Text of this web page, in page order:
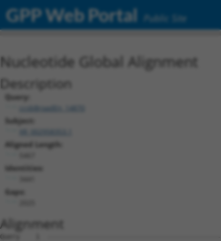
GPP Web Portal Public Site
Nucleotide Global Alignment
Description
Query:
ccsbBroadEn_14870
Subject:
Aligned Length:
Identities:
Gaps:
Alignment
Query    1  --------------------------------------------------------------------------  0
                                                                                      
Sbjct    1  ACTATATTGAAACATTACAACCATCTTTTGATGGCAACACCCTGAGGACCTCCCTTTTCCAGATGGGGAAACTG  74

Query    1  --------------------------------------------------------------------------  0
                                                                                      
Sbjct   75  AGGCCCAGAATTGCTAAGTGGCTTGCTTGAGTTGACACAGGGAGCTCCAGGACTCACCCTCAGCTGAGCCACCT  148

Query    1  ---------ATGCCTCTGCGCCACTGGGGGATGGCCAGGGGCAGTAAGCCCGTTGGGGATGGAGCCCAGCCCAT  65
                     |||||||||||||||||||||||||||||||||||||||||||||||||||||||||||||||||
Sbjct  149  GCCGGGAGCATGCCTCTGCGCCACTGGGGGATGGCCAGGGGCAGTAAGCCCGTTGGGGATGGAGCCCAGCCCAT  222

Query   66  GGCTGCCATGGGAGGCCTGAAGGTGCTTCTGCACTGGGCTGGTCCAGGCGGCGGGGAGCCCTGGGTCACTTTCA  139
            ||||||||||||||||||||||||||||||||||||||||||||||||||||||||||||||||||||||||||
Sbjct  223  GGCTGCCATGGGAGGCCTGAAGGTGCTTCTGCACTGGGCTGGTCCAGGCGGCGGGGAGCCCTGGGTCACTTTCA  296

Query  140  GTGAGTCATCGCTGACAGCTGAGGAAGTCTGCATCCACATTGCACATAAAGTTGGTATCACTCCTCCTTGCTTC  213
            ||||||||||||||||||||||||||||||||||||||||||||||||||||||||||||||||||||||||||
Sbjct  297  GTGAGTCATCGCTGACAGCTGAGGAAGTCTGCATCCACATTGCACATAAAGTTGGTATCACTCCTCCTTGCTTC  370

Query  214  AATCTCTTTGCCCTCTTCGATGCTCAGGCCCAAGTCTGGTTGCCCCCAAACCACATCCTAGAGATCCCCAGAGA  287
            ||||||||||||||||||||||||||||||||||||||||||||||||||||||||||||||||||||||||||
Sbjct  371  AATCTCTTTGCCCTCTTCGATGCTCAGGCCCAAGTCTGGTTGCCCCCAAACCACATCCTAGAGATCCCCAGAGA  444

Query  288  TGCAAGCCTGATGCTATATTTCCGCATAAGGTTTTATTTCCGGAACTGGCATGGCATGAATCCTCGGGAACCGG  361
            ||||||||||||||||||||||||||||||||||||||||||||||||||||||||||||||||||||||||||
Sbjct  445  TGCAAGCCTGATGCTATATTTCCGCATAAGGTTTTATTTCCGGAACTGGCATGGCATGAATCCTCGGGAACCGG  518

Query  362  CTGTGTACCGTTGTGGGCCCCCAGGAACCGAGGCATCCTCAGATCAGACAGCACAGGGGATGCAACTCCTGGAC  435
            ||||||||||||||||||||||||||||||||||||||||||||||||||||||||||||||||||||||||||
Sbjct  519  CTGTGTACCGTTGTGGGCCCCCAGGAACCGAGGCATCCTCAGATCAGACAGCACAGGGGATGCAACTCCTGGAC  592

Query  436  CCAGCCTCATTTGAGTACCTCTTTGAGCAGGGCAAGCATGAGTTTGTGAATGACGTGGCATCACTGTGGGAGCT  509
            ||||||||||||||||||||||||||||||||||||||||||||||||||||||||||||||||||||||||||
Sbjct  593  CCAGCCTCATTTGAGTACCTCTTTGAGCAGGGCAAGCATGAGTTTGTGAATGACGTGGCATCACTGTGGGAGCT  666

Query  510  GTCGACCGAGGAGGAGATCCACCACTTTAAGAATGAGAGCCTGGGCATGGCCTTTCTGCACCTCTGTCACCTCG  583
            ||||||||||||||||||||||||||||||||||||||||||||||||||||||||||||||||||||||||||
Sbjct  667  GTCGACCGAGGAGGAGATCCACCACTTTAAGAATGAGAGCCTGGGCATGGCCTTTCTGCACCTCTGTCACCTCG  740

Query  584  CTCTCCGCCATGGCATCCCCCTGGAGGAGGTGGCCAAGAAGACCAGCTTCAAGGACTGCATCCCGCGCTCCTTC  657
            ||||||||||||||||||||||||||||||||||||||||||||||||||||||||||||||||||||||||||
Sbjct  741  CTCTCCGCCATGGCATCCCCCTGGAGGAGGTGGCCAAGAAGACCAGCTTCAAGGACTGCATCCCGCGCTCCTTC  814

Query  658  CGCCGGCATATCCGGCAGCACAGCGCCCTGACCCGGCTGCGCCTTCGGAACGTCTTCCGCAGGTTCCTGCGGGA  731
            ||||||||||||||||||||||||||||||||||||||||||||||||||||||||||||||||||||||||||
Sbjct  815  CGCCGGCATATCCGGCAGCACAGCGCCCTGACCCGGCTGCGCCTTCGGAACGTCTTCCGCAGGTTCCTGCGGGA  888

Query  732  CTTCCAGCCGGGCCGACTCTCCCAGCAGATGGTCATGGTCAAATACCTAGCCACACTCGAGCGGCTGGCACCCC  805
            ||||||||||||||||||||||||||||||||||||||||||||||||||||||||||||||||||||||||||
Sbjct  889  CTTCCAGCCGGGCCGACTCTCCCAGCAGATGGTCATGGTCAAATACCTAGCCACACTCGAGCGGCTGGCACCCC  962

Query  806  GCTTCGGCACAGAGCGTGTGCCCGTGTGCCACCTGAGGCTGCTGGCCCAGGCCGAGGGGGAGCCCTGCTACATC  879
            ||||||||||||||||||||||||||||||||||||||||||||||||||||||||||||||||||||||||||
Sbjct  963  GCTTCGGCACAGAGCGTGTGCCCGTGTGCCACCTGAGGCTGCTGGCCCAGGCCGAGGGGGAGCCCTGCTACATC  1036

Query  880  CGGGACAGTGGGGTGGCCCCTACAGACCCTGGCCCTGAGTCTGCTGCTGGGCCCCCAACCCACGAGGTGCTGGT  953
            ||||||||||||||||||||||||||||||||||||||||||||||||||||||||||||||||||||||||||
Sbjct 1037  CGGGACAGTGGGGTGGCCCCTACAGACCCTGGCCCTGAGTCTGCTGCTGGGCCCCCAACCCACGAGGTGCTGGT  1110

Query  954  GACAGGCACTGGTGGCATCCAGTGGTGGCCAGTAGAGGAGGAGGTGAACAAGGAGGAGGGTTCTAGTGGCAGCA  1027
            ||||||||||||||||||||||||||||||||||||||||||||||||||||||||||||||||||||||||||
Sbjct 1111  GACAGGCACTGGTGGCATCCAGTGGTGGCCAGTAGAGGAGGAGGTGAACAAGGAGGAGGGTTCTAGTGGCAGCA  1184

Query 1028  GTGGCAGGAACCCCCAAGCCAGCCTGTTTGGGAAGAAGGCCAAGGCTCACAAGGCAGTCGGCCAGCCGGCAGAC  1101
            ||||||||||||||||||||||||||||||||||||||||||||||||||||||||||||||||||||||||||
Sbjct 1185  GTGGCAGGAACCCCCAAGCCAGCCTGTTTGGGAAGAAGGCCAAGGCTCACAAGGCAGTCGGCCAGCCGGCAGAC  1258

Query 1102  AGGCCGCGGGAGCCACTGTGGGCCTACTTCTGTGACTTCCGGGACATCACCCACGTGGTGCTGAAAGAGCACTG  1175
            ||||||||||||||||||||||||||||||||||||||||||||||||||||||||||||||||||||||||||
Sbjct 1259  AGGCCGCGGGAGCCACTGTGGGCCTACTTCTGTGACTTCCGGGACATCACCCACGTGGTGCTGAAAGAGCACTG  1332

Query 1176  TGTCAGCATCCACCGGCAGGACAACAAGTGCCTGGAGCTGAGCTTGCCTTCCCGGGCTGCGGCGCTGTCCTTCG  1249
            ||||||||||||||||||||||||||||||||||||||||||||||||||||||||||||||||||||||||||
Sbjct 1333  TGTCAGCATCCACCGGCAGGACAACAAGTGCCTGGAGCTGAGCTTGCCTTCCCGGGCTGCGGCGCTGTCCTTCG  1406

Query 1250  TGTCGCTGGTGGACGGCTATTTCCGCCTGACGGCCGACTCCAGCCACTACCTGTGCCACGAGGTGGCTCCCCCA  1323
            ||||||||||||||||||||||||||||||||||||||||||||||||||||||||||||||||||||||||||
Sbjct 1407  TGTCGCTGGTGGACGGCTATTTCCGCCTGACGGCCGACTCCAGCCACTACCTGTGCCACGAGGTGGCTCCCCCA  1480

Query 1324  CGGCTGGTGATGAGCATCCGGGATGGGATCCACGGACCCCTGCTGGAGCCATTTGTGCAGGCCAAGCTGCGGCC  1397
            ||||||||||||||||||||||||||||||||||||||||||||||||||||||||||||||||||||||||||
Sbjct 1481  CGGCTGGTGATGAGCATCCGGGATGGGATCCACGGACCCCTGCTGGAGCCATTTGTGCAGGCCAAGCTGCGGCC  1554

Query 1398  CGAGGACGGCCTGTACCTCATTCACTGGAGCACCAGCCACCCCTACCGCCTGATCCTCACAGTGGCCCAGCGTA  1471
            ||||||||||||||||||||||||||||||||||||||||||||||||||||||||||||||||||||||||||
Sbjct 1555  CGAGGACGGCCTGTACCTCATTCACTGGAGCACCAGCCACCCCTACCGCCTGATCCTCACAGTGGCCCAGCGTA  1628

Query 1472